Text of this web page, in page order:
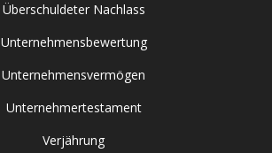
Überschuldeter Nachlass
Unternehmensbewertung
Unternehmensvermögen
Unternehmertestament
Verjährung